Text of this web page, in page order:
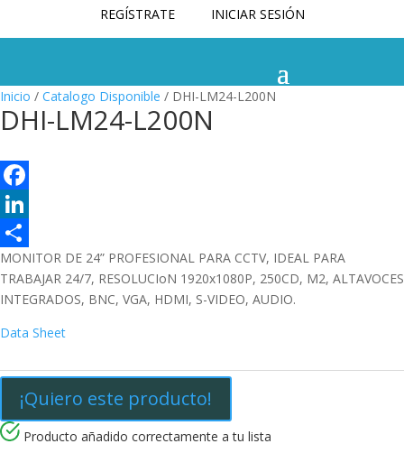
REGÍSTRATE INICIAR SESIÓN
Inicio / Catalogo Disponible / DHI-LM24-L200N
DHI-LM24-L200N
F
a
c
o
L
i
d
n
C
a
t
MONITOR DE 24” PROFESIONAL PARA CCTV, IDEAL PARA
TRABAJAR 24/7, RESOLUCIoN 1920x1080P, 250CD, M2, ALTAVOCES
INTEGRADOS, BNC, VGA, HDMI, S-VIDEO, AUDIO.
Data Sheet
¡Quiero este producto!
Producto añadido correctamente a tu lista